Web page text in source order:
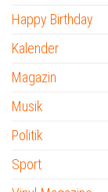
Happy Birthday
Kalender
Magazin
Musik
Politik
Sport